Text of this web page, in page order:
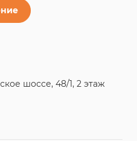
шоссе, 48/1, 2 этаж